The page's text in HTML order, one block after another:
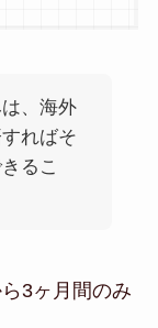
、海外
ればそ
るこ
3ヶ月間のみ